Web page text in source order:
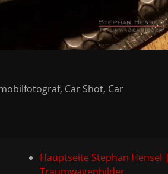
Car Shot, Car
Hauptseite Stephan Hensel |